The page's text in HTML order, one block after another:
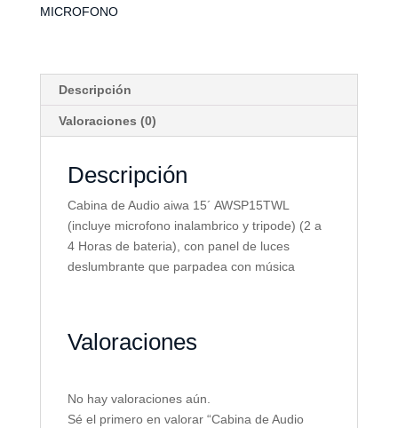
MICROFONO
Descripción
Valoraciones (0)
Descripción
Cabina de Audio aiwa 15´ AWSP15TWL
(incluye microfono inalambrico y tripode) (2 a
4 Horas de bateria), con panel de luces
deslumbrante que parpadea con música
Valoraciones
No hay valoraciones aún.
Sé el primero en valorar “Cabina de Audio